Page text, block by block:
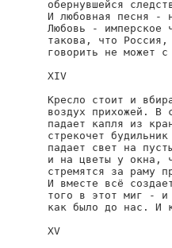
обернувшейся
И любовная песня -
Любовь - имперское
такова, что
говорить не может
XIV
Кресло стоит и
воздух прихожей. В
падает капля из
стрекочет
падает свет на
и на цветы у окна,
стремятся за раму
И вместе всё
того в этот миг -
как было до нас. И
XV